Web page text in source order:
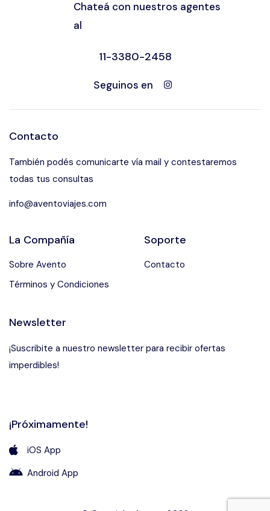
Chateá con nuestros agentes
al
11-3380-2458
Seguinos en
Contacto
También podés comunicarte vía mail y contestaremos
todas tus consultas
info@aventoviajes.com
La Compañía
Sobre Avento
Términos y Condiciones
Soporte
Contacto
Newsletter
¡Suscribite a nuestro newsletter para recibir ofertas
imperdibles!
¡Próximamente!
iOS App
Android App